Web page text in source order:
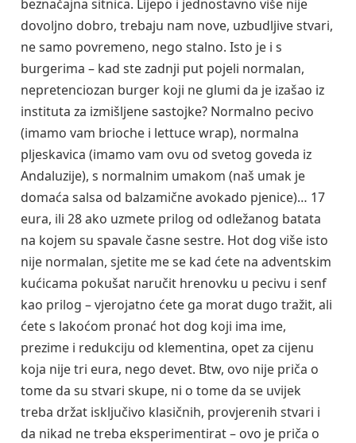
beznačajna sitnica. Lijepo i jednostavno više nije
dovoljno dobro, trebaju nam nove, uzbudljive stvari,
ne samo povremeno, nego stalno. Isto je i s
burgerima – kad ste zadnji put pojeli normalan,
nepretenciozan burger koji ne glumi da je izašao iz
instituta za izmišljene sastojke? Normalno pecivo
(imamo vam brioche i lettuce wrap), normalna
pljeskavica (imamo vam ovu od svetog goveda iz
Andaluzije), s normalnim umakom (naš umak je
domaća salsa od balzamične avokado pjenice)… 17
eura, ili 28 ako uzmete prilog od odležanog batata
na kojem su spavale časne sestre. Hot dog više isto
nije normalan, sjetite me se kad ćete na adventskim
kućicama pokušat naručit hrenovku u pecivu i senf
kao prilog – vjerojatno ćete ga morat dugo tražit, ali
ćete s lakoćom pronać hot dog koji ima ime,
prezime i redukciju od klementina, opet za cijenu
koja nije tri eura, nego devet. Btw, ovo nije priča o
tome da su stvari skupe, ni o tome da se uvijek
treba držat isključivo klasičnih, provjerenih stvari i
da nikad ne treba eksperimentirat – ovo je priča o